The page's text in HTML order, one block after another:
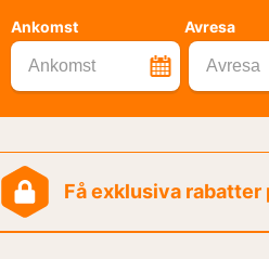
Ankomst Avresa
Ankomst Avresa
Få exklusiva